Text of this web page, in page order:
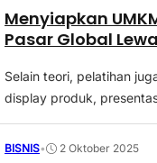
Menyiapkan
Pasar Global
Selain teori, pelatihan
display produk,
BISNIS• 2 Oktober 2025